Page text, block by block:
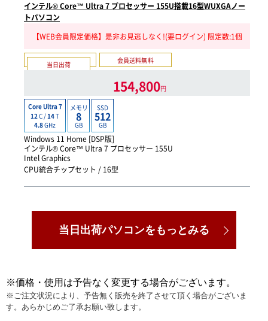
インテル® Core™ Ultra 7 プロセッサー 155U搭載16型WUXGAノー
トパソコン
【WEB会員限定価格】是非お見逃しなく!(要ログイン) 限定数:1個
当日出荷
会員送料無料
154,800円
Core Ultra 7
12 C / 14T
4.8GHz
メモリ
8
GB
SSD
512
GB
Windows 11 Home [DSP版]
インテル® Core™ Ultra 7 プロセッサー 155U
Intel Graphics
CPU統合チップセット / 16型
当日出荷パソコンをもっとみる
※価格・使用は予告なく変更する場合がございます。
※ご注文状況により、予告無く販売を終了させて頂く場合がございま
す。あらかじめご了承お願い致します。